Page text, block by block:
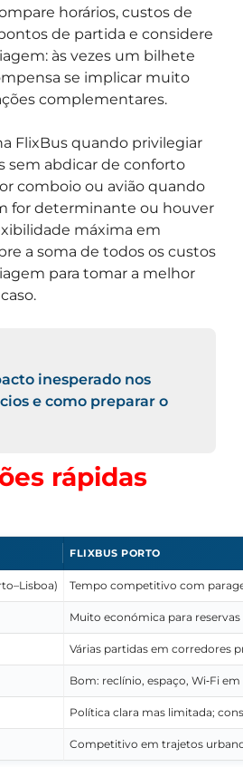
horários, custos de
de partida e considere
às vezes um bilhete
se implicar muito
complementares.
FlixBus quando privilegiar
sem abdicar de conforto
comboio ou avião quando
for determinante ou houver
máxima em
a soma de todos os custos
para tomar a melhor
inesperado nos
e como preparar o
rápidas
FLIXBUS PORTO
Tempo competitivo com
Muito económica para
Várias partidas em corredores
Bom: reclínio, espaço, Wi‑Fi
Política clara mas limitada;
Competitivo em trajetos